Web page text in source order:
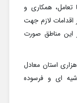
تعامل، همکاری و
لازم جهت
این مناطق صورت
125 هزار نفر از جمعیت یک میلیون و 414 هزاری استان معادل
ای و فرسوده